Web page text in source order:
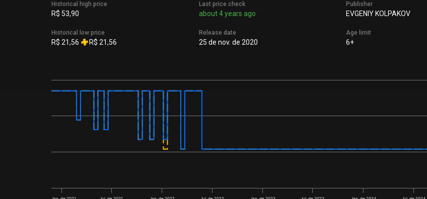
Historical high price
R$ 53,90
Historical low price
R$ 21,56 R$ 21,56
Last price check
about 4 years ago
Release date
25 de nov. de 2020
Publisher
EVGENIY KOLPAKOV
Age limit
6+